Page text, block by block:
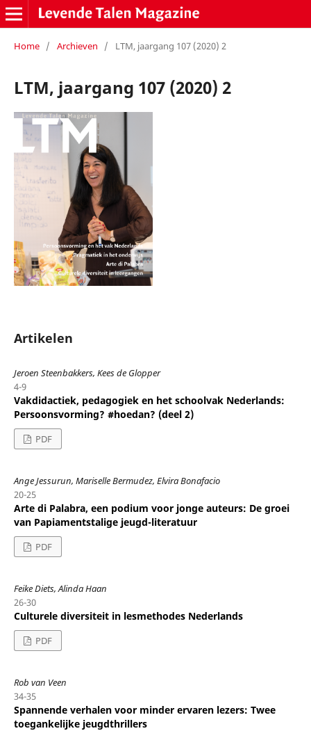
Home / Archieven / LTM, jaargang 107 (2020) 2
LTM, jaargang 107 (2020) 2
Artikelen
Jeroen Steenbakkers, Kees de Glopper
4-9
Vakdidactiek, pedagogiek en het schoolvak Nederlands:
Persoonsvorming? #hoedan? (deel 2)
PDF
Ange Jessurun, Mariselle Bermudez, Elvira Bonafacio
20-25
Arte di Palabra, een podium voor jonge auteurs: De groei
van Papiamentstalige jeugd-literatuur
PDF
Feike Diets, Alinda Haan
26-30
Culturele diversiteit in lesmethodes Nederlands
PDF
Rob van Veen
34-35
Spannende verhalen voor minder ervaren lezers: Twee
toegankelijke jeugdthrillers